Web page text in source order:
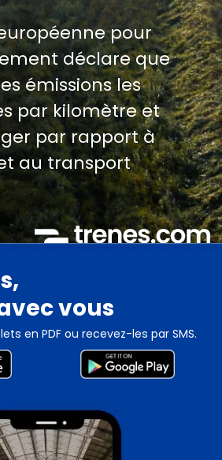
pour
déclare que
émissions les
par kilomètre et
par rapport à
au transport
vous
en PDF ou recevez-les par SMS.